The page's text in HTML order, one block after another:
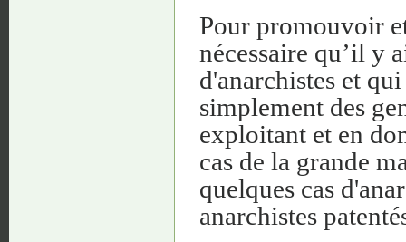
Pour promouvoir
nécessaire qu’il y
d'anarchistes et
simplement des
exploitant et en
cas de la grande
quelques cas
anarchistes